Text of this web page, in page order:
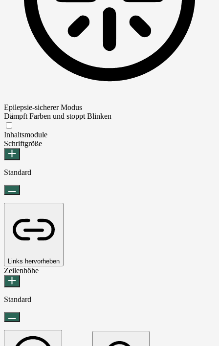
Epilepsie-sicherer Modus
Dämpft Farben und stoppt Blinken
Inhaltsmodule
Schriftgröße
Standard
Links hervorheben
Zeilenhöhe
Standard